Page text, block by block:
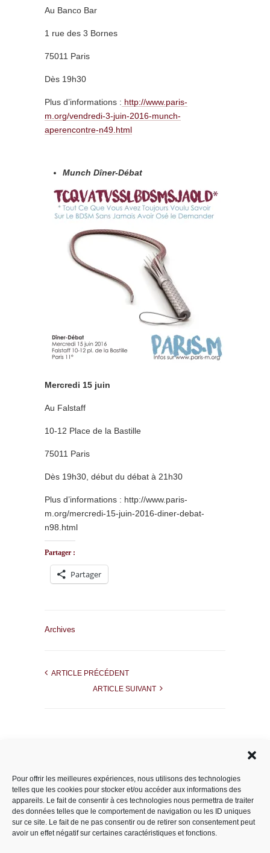
Pour offrir les meilleures expériences, nous utilisons des technologies
telles que les cookies pour stocker et/ou accéder aux informations des
appareils. Le fait de consentir à ces technologies nous permettra de traiter
des données telles que le comportement de navigation ou les ID uniques
sur ce site. Le fait de ne pas consentir ou de retirer son consentement peut
avoir un effet négatif sur certaines caractéristiques et fonctions.
Au Banco Bar
1 rue des 3 Bornes
75011 Paris
Dès 19h30
Plus d’informations : http://www.paris-
m.org/vendredi-3-juin-2016-munch-
aperencontre-n49.html
Munch Dîner-Débat
Mercredi 15 juin
Au Falstaff
10-12 Place de la Bastille
75011 Paris
Dès 19h30, début du débat à 21h30
Plus d’informations : http://www.paris-
m.org/mercredi-15-juin-2016-diner-debat-
n98.html
Partager :
Partager
Archives
ARTICLE PRÉCÉDENT
ARTICLE SUIVANT
Catégories